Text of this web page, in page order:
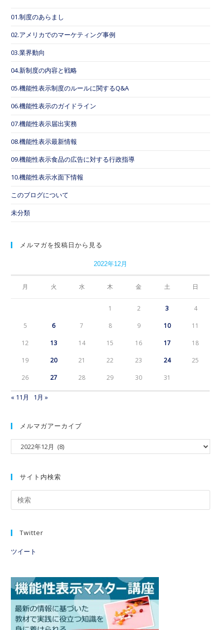
01.制度のあらまし
02.アメリカでのマーケティング事例
03.業界動向
04.新制度の内容と戦略
05.機能性表示制度のルールに関するQ&A
06.機能性表示のガイドライン
07.機能性表示届出実務
08.機能性表示最新情報
09.機能性表示食品の広告に対する行政指導
10.機能性表示水面下情報
このブログについて
未分類
メルマガを投稿日から見る
2022年12月
月 火 水 木 金 土 日
1 2 3 4
5 6 7 8 9 10 11
12 13 14 15 16 17 18
19 20 21 22 23 24 25
26 27 28 29 30 31
« 11月 1月 »
メルマガアーカイブ
サイト内検索
Twitter
ツイート